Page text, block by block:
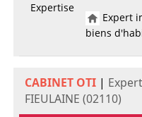
Expertise
Expert
biens
CABINET OTI|
FIEULAINE (02110)